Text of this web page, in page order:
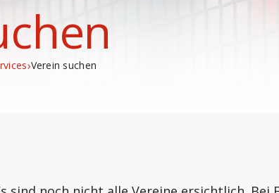
›Verein suchen